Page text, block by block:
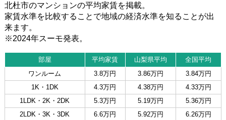
北杜市のマンションの平均家賃を掲載。
家賃水準を比較することで地域の経済水準を知ることが出
来ます。
※2024年スーモ発表。
部屋 平均家賃 山梨県平均
全国平均
ワンルーム
3.8万円 3.86万円
3.84万円
1K・1DK
4.3万円 4.38万円
4.33万円
1LDK・2K・2DK
5.3万円 5.19万円
5.36万円
2LDK・3K・3DK
6.6万円 5.92万円
6.26万円